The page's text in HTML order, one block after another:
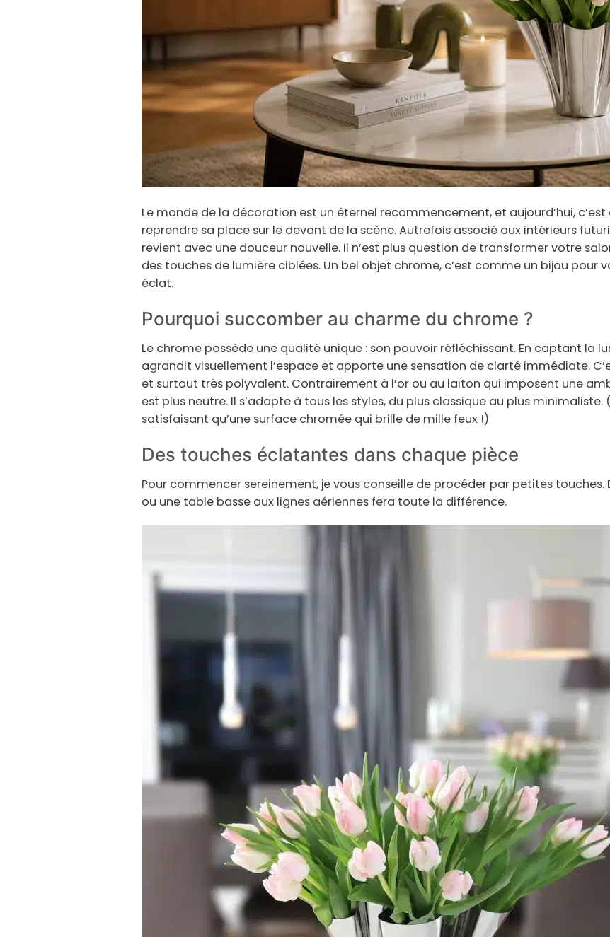
Le monde de la décoration est un éternel recommencement, et aujourd’hui,
reprendre sa place sur le devant de la scène. Autrefois associé aux intérieurs
revient avec une douceur nouvelle. Il n’est plus question de transformer votre
des touches de lumière ciblées. Un bel objet chrome, c’est comme un bijou pour
éclat.
Pourquoi succomber au charme du chrome ?
Le chrome possède une qualité unique : son pouvoir réfléchissant. En captant la
agrandit visuellement l’espace et apporte une sensation de clarté immédiate.
et surtout très polyvalent. Contrairement à l’or ou au laiton qui imposent une
est plus neutre. Il s’adapte à tous les styles, du plus classique au plus minimaliste.
satisfaisant qu’une surface chromée qui brille de mille feux !)
Des touches éclatantes dans chaque pièce
Pour commencer sereinement, je vous conseille de procéder par petites touches.
ou une table basse aux lignes aériennes fera toute la différence.